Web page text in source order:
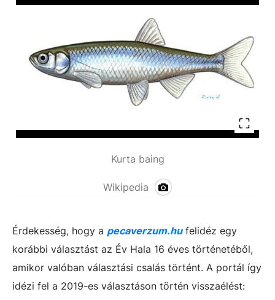
Kurta baing
Wikipedia
Érdekesség, hogy a pecaverzum.hufelidéz egy
korábbi választást az Év Hala 16 éves történetéből,
amikor valóban választási csalás történt. A portál így
idézi fel a 2019-es választáson történ visszaélést: